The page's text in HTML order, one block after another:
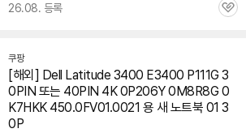
26.08. 등록
관
쿠팡
[해외] Dell Latitude 3400 E3400 P111G 3
0PIN 또는 40PIN 4K 0P206Y 0M8R8G 0
K7HKK 450.0FV01.0021 용 새 노트북 01 3
0P